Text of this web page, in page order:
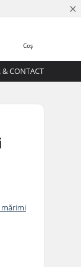
×
Coș
& CONTACT